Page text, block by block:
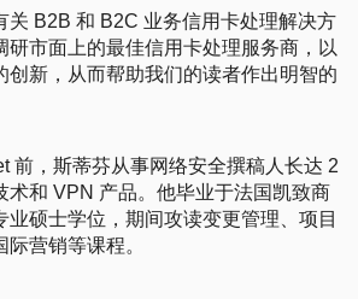
关 B2B 和 B2C 业务信用卡处理解决方
研市面上的最佳信用卡处理服务商，以
创新，从而帮助我们的读者作出明智的
前，斯蒂芬从事网络安全撰稿人长达 2
术和 VPN 产品。他毕业于法国凯致商
业硕士学位，期间攻读变更管理、项目
营销等课程。